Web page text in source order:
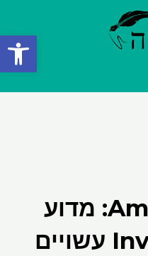
פתח
Amitabh Kant: מדוע
REITs ו- InvITs עשויים